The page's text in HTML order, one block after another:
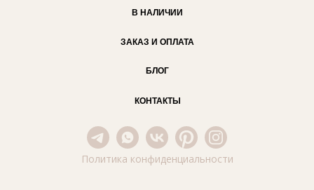
Политика конфиденциальности
В НАЛИЧИИ
БЛОГ
КОНТАКТЫ
ЗАКАЗ И ОПЛАТА